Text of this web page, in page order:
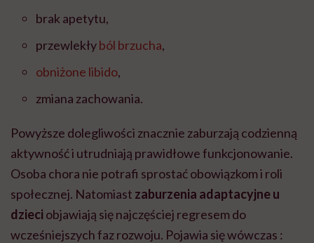
brak apetytu,
przewlekłyból brzucha,
obniżone libido,
zmiana zachowania.
Powyższe dolegliwości znacznie zaburzają codzienną
aktywność i utrudniają prawidłowe funkcjonowanie.
Osoba chora nie potrafi sprostać obowiązkom i roli
społecznej. Natomiast zaburzenia adaptacyjne u
dzieci objawiają się najczęściej regresem do
wcześniejszych faz rozwoju. Pojawia się wówczas :